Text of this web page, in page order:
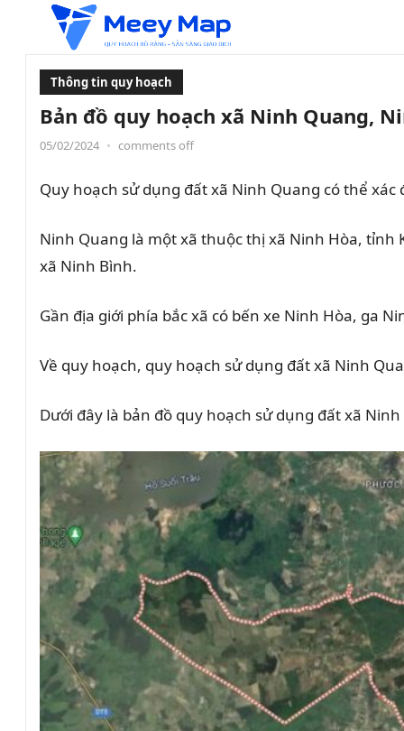
Thông tin quy hoạch
Bản đồ quy hoạch xã Ninh Quang,
05/02/2024 • comments off
Quy hoạch sử dụng đất xã Ninh Quang có thể
Ninh Quang là một xã thuộc thị xã Ninh Hòa, tỉnh
xã Ninh Bình.
Gần địa giới phía bắc xã có bến xe Ninh Hòa, ga
Về quy hoạch, quy hoạch sử dụng đất xã Ninh
Dưới đây là bản đồ quy hoạch sử dụng đất xã